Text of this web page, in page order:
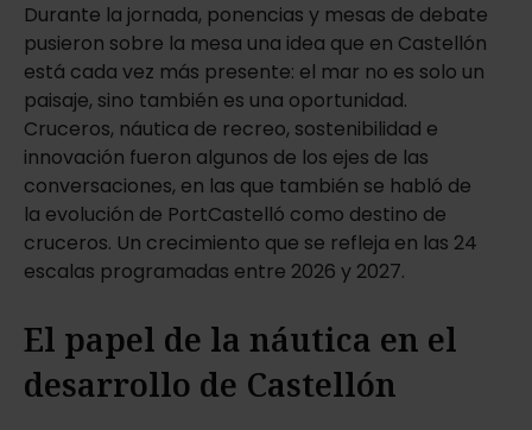
Durante la jornada, ponencias y mesas de debate
pusieron sobre la mesa una idea que en Castellón
está cada vez más presente: el mar no es solo un
paisaje, sino también es una oportunidad.
Cruceros, náutica de recreo, sostenibilidad e
innovación fueron algunos de los ejes de las
conversaciones, en las que también se habló de
la evolución de PortCastelló como destino de
cruceros. Un crecimiento que se refleja en las 24
escalas programadas entre 2026 y 2027.
El papel de la náutica en el
desarrollo de Castellón